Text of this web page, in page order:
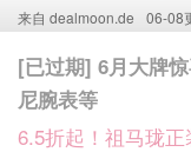
来自 dealmoon.de 06-08
[已过期] 6月大牌
尼腕表等
6.5折起！祖马珑